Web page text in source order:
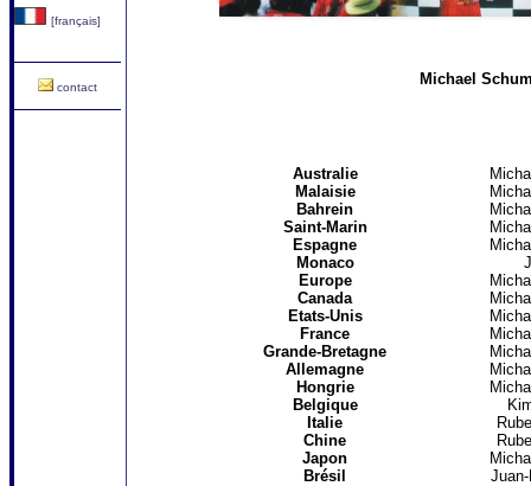
[français]
contact Michael
Australie
Malaisie
Bahrein
Saint-Marin
Espagne
Monaco
Europe
Canada
Etats-Unis
France
Grande-Bretagne
Allemagne
Hongrie
Belgique
Italie
Chine
Japon
Brésil